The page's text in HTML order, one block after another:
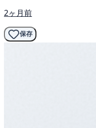
2ヶ月前
保存